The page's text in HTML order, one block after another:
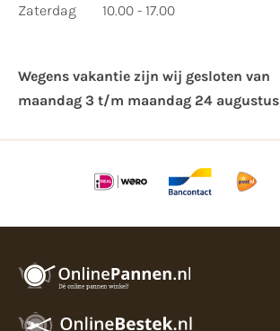
Zaterdag
10.00 - 17.00
Wegens vakantie zijn wij gesloten van ​
maandag 3 t/m maandag 24 augustus